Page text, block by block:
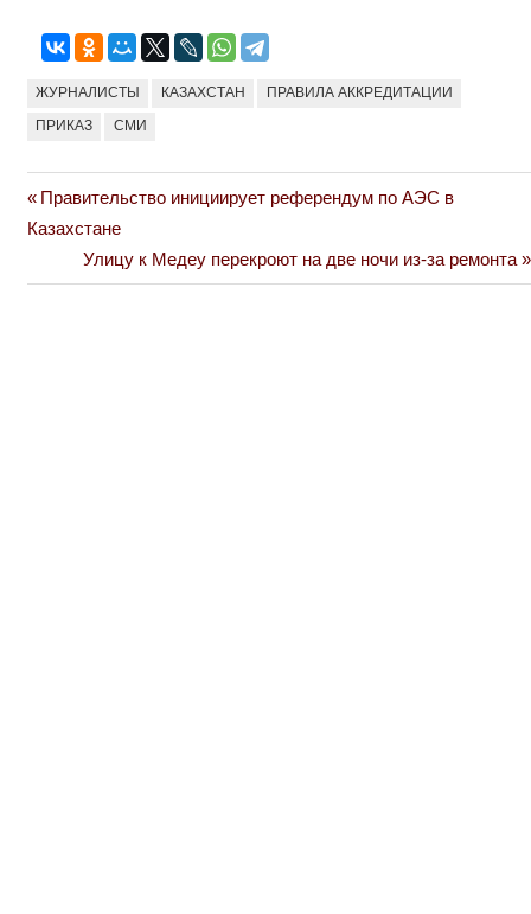
ЖУРНАЛИСТЫ КАЗАХСТАН ПРАВИЛА АККРЕДИТАЦИИ
ПРИКАЗ СМИ
Навигация
Previous
Post:
Правительство инициирует референдум по АЭС в
Казахстане
Next
Post:
Улицу к Медеу перекроют на две ночи из-за ремонта